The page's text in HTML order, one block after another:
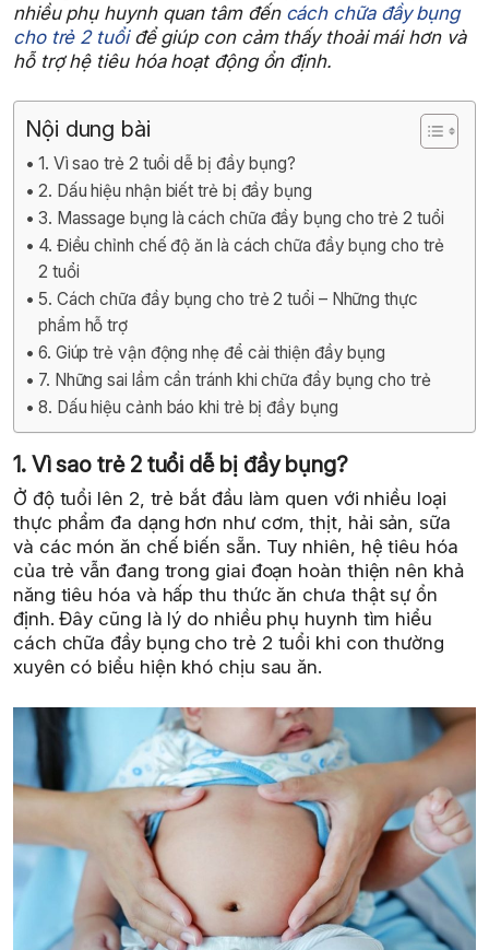
nhiều phụ huynh quan tâm đến cách chữa đầy bụng
cho trẻ 2 tuổiđể giúp con cảm thấy thoải mái hơn và
hỗ trợ hệ tiêu hóa hoạt động ổn định.
Nội dung bài
1. Vì sao trẻ 2 tuổi dễ bị đầy bụng?
2. Dấu hiệu nhận biết trẻ bị đầy bụng
3. Massage bụng là cách chữa đầy bụng cho trẻ 2 tuổi
4. Điều chỉnh chế độ ăn là cách chữa đầy bụng cho trẻ
2 tuổi
5. Cách chữa đầy bụng cho trẻ 2 tuổi – Những thực
phẩm hỗ trợ
6. Giúp trẻ vận động nhẹ để cải thiện đầy bụng
7. Những sai lầm cần tránh khi chữa đầy bụng cho trẻ
8. Dấu hiệu cảnh báo khi trẻ bị đầy bụng
1. Vì sao trẻ 2 tuổi dễ bị đầy bụng?
Ở độ tuổi lên 2, trẻ bắt đầu làm quen với nhiều loại
thực phẩm đa dạng hơn như cơm, thịt, hải sản, sữa
và các món ăn chế biến sẵn. Tuy nhiên, hệ tiêu hóa
của trẻ vẫn đang trong giai đoạn hoàn thiện nên khả
năng tiêu hóa và hấp thu thức ăn chưa thật sự ổn
định. Đây cũng là lý do nhiều phụ huynh tìm hiểu
cách chữa đầy bụng cho trẻ 2 tuổi khi con thường
xuyên có biểu hiện khó chịu sau ăn.